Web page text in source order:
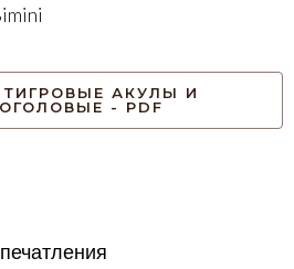
ТИГРОВЫЕ АКУЛЫ И
- PDF